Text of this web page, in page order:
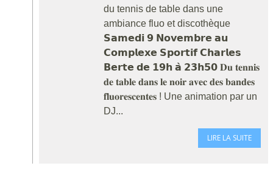
du tennis de table dans une
ambiance fluo et discothèque
𝗦𝗮𝗺𝗲𝗱𝗶 𝟵 𝗡𝗼𝘃𝗲𝗺𝗯𝗿𝗲 𝗮𝘂
𝗖𝗼𝗺𝗽𝗹𝗲𝘅𝗲 𝗦𝗽𝗼𝗿𝘁𝗶𝗳 𝗖𝗵𝗮𝗿𝗹𝗲𝘀
𝗕𝗲𝗿𝘁𝗲 𝗱𝗲 𝟭𝟵𝗵 𝗮̀ 𝟮𝟯𝗵𝟱𝟬 𝐃𝐮 𝐭𝐞𝐧𝐧𝐢𝐬
𝐝𝐞 𝐭𝐚𝐛𝐥𝐞 𝐝𝐚𝐧𝐬 𝐥𝐞 𝐧𝐨𝐢𝐫 𝐚𝐯𝐞𝐜 𝐝𝐞𝐬 𝐛𝐚𝐧𝐝𝐞𝐬
𝐟𝐥𝐮𝐨𝐫𝐞𝐬𝐜𝐞𝐧𝐭𝐞𝐬 ! Une animation par un
DJ...
LIRE LA SUITE